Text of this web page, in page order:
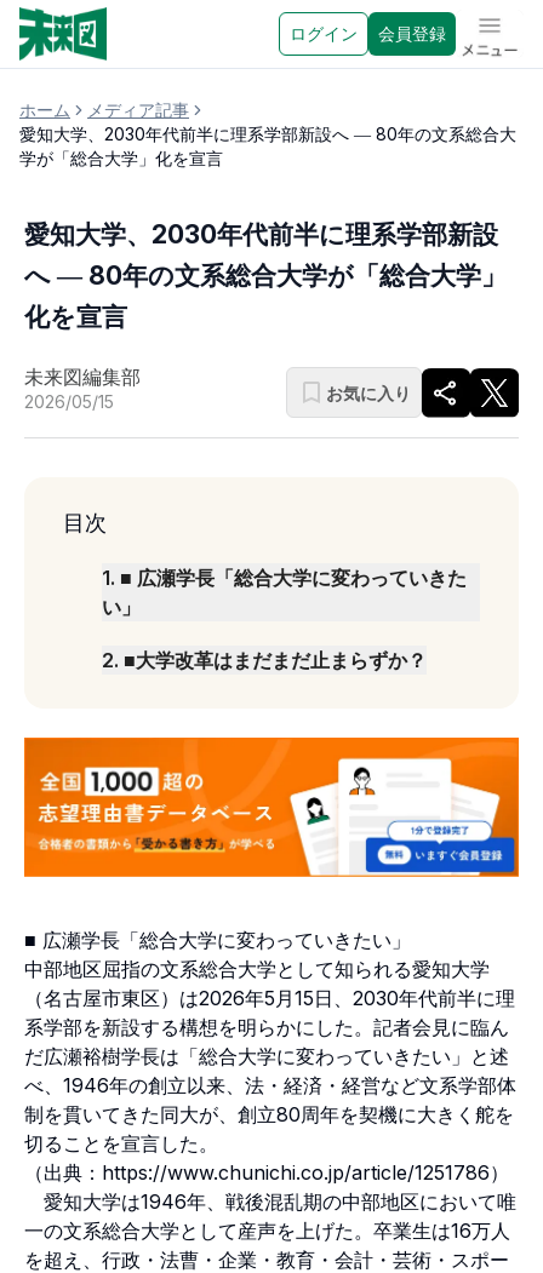
ログイン 会員登録 メニュ
ホーム
メディア記事
愛知大学、2030年代前半に理系学部新設へ ― 80年の文系総合大
学が「総合大学」化を宣言
愛知大学、2030年代前半に理系学部新設
へ ― 80年の文系総合大学が「総合大学」
化を宣言
未来図編集部
2026/05/15 お気に入り
目次
1. ■ 広瀬学長「総合大学に変わっていきた
い」
2. ■大学改革はまだまだ止まらずか？
■ 広瀬学長「総合大学に変わっていきたい」
中部地区屈指の文系総合大学として知られる愛知大学
（名古屋市東区）は2026年5月15日、2030年代前半に理
系学部を新設する構想を明らかにした。記者会見に臨ん
だ広瀬裕樹学長は「総合大学に変わっていきたい」と述
べ、1946年の創立以来、法・経済・経営など文系学部体
制を貫いてきた同大が、創立80周年を契機に大きく舵を
切ることを宣言した。
（出典： https://www.chunichi.co.jp/article/1251786）
愛知大学は1946年、戦後混乱期の中部地区において唯
一の文系総合大学として産声を上げた。卒業生は16万人
を超え、行政・法曹・企業・教育・会計・芸術・スポー